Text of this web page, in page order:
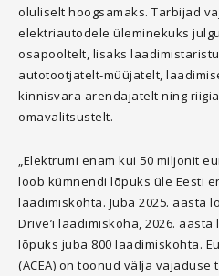
oluliselt hoogsamaks. Tarbijad
elektriautodele üleminekuks
osapooltelt, lisaks
autotootjatelt-müüjatelt,
kinnisvara arendajatelt ning
omavalitsustelt.
„Elektrumi enam kui 50 miljonit
loob kümnendi lõpuks üle Eesti
laadimiskohta. Juba 2025. aasta
Drive’i laadimiskoha, 2026.
lõpuks juba 800 laadimiskohta.
(ACEA) on toonud välja vajaduse